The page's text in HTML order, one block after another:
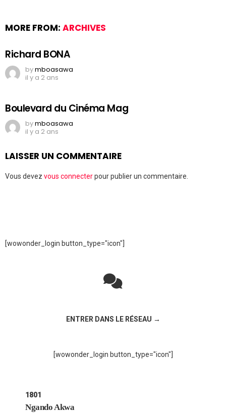
MORE FROM: ARCHIVES
Richard BONA
bymboasawa
il y a 2 ans
Boulevard du Cinéma Mag
bymboasawa
il y a 2 ans
LAISSER UN COMMENTAIRE
Vous devez vous connecterpour publier un commentaire.
[wowonder_login button_type="icon"]
ENTRER DANS LE RÉSEAU →
[wowonder_login button_type="icon"]
1801
Ngando Akwa